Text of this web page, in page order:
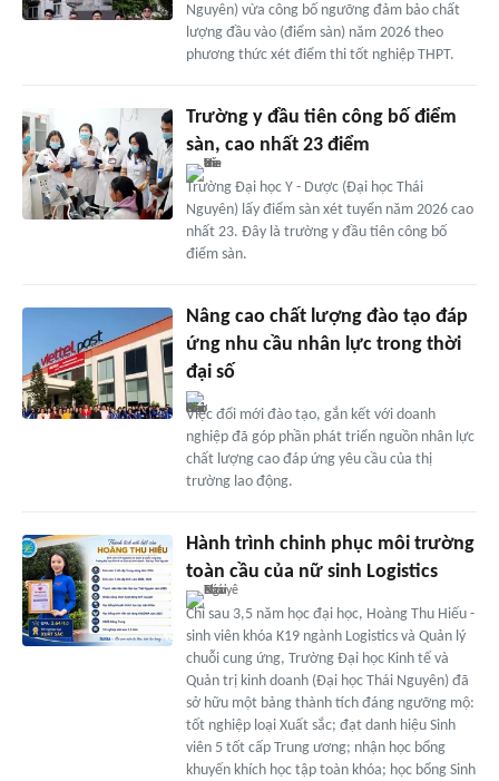
Nguyên) vừa công bố ngưỡng đảm bảo chất
lượng đầu vào (điểm sàn) năm 2026 theo
phương thức xét điểm thi tốt nghiệp THPT.
Trường y đầu tiên công bố điểm
sàn, cao nhất 23 điểm
Trường Đại học Y - Dược (Đại học Thái
Nguyên) lấy điểm sàn xét tuyển năm 2026 cao
nhất 23. Đây là trường y đầu tiên công bố
điểm sàn.
Nâng cao chất lượng đào tạo đáp
ứng nhu cầu nhân lực trong thời
đại số
Việc đổi mới đào tạo, gắn kết với doanh
nghiệp đã góp phần phát triển nguồn nhân lực
chất lượng cao đáp ứng yêu cầu của thị
trường lao động.
Hành trình chinh phục môi trường
toàn cầu của nữ sinh Logistics
Chỉ sau 3,5 năm học đại học, Hoàng Thu Hiếu -
sinh viên khóa K19 ngành Logistics và Quản lý
chuỗi cung ứng, Trường Đại học Kinh tế và
Quản trị kinh doanh (Đại học Thái Nguyên) đã
sở hữu một bảng thành tích đáng ngưỡng mộ:
tốt nghiệp loại Xuất sắc; đạt danh hiệu Sinh
viên 5 tốt cấp Trung ương; nhận học bổng
khuyến khích học tập toàn khóa; học bổng Sinh